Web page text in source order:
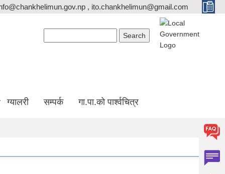
, ito.chankhelimun@gmail.com
ग्यालरी सम्पर्क गा.पा.को पार्श्वचित्र